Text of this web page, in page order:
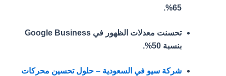
تحسنت معدلات الظهور في Google Business
بنسبة 50%.
شركة سيو في السعودية – حلول تحسين محركات